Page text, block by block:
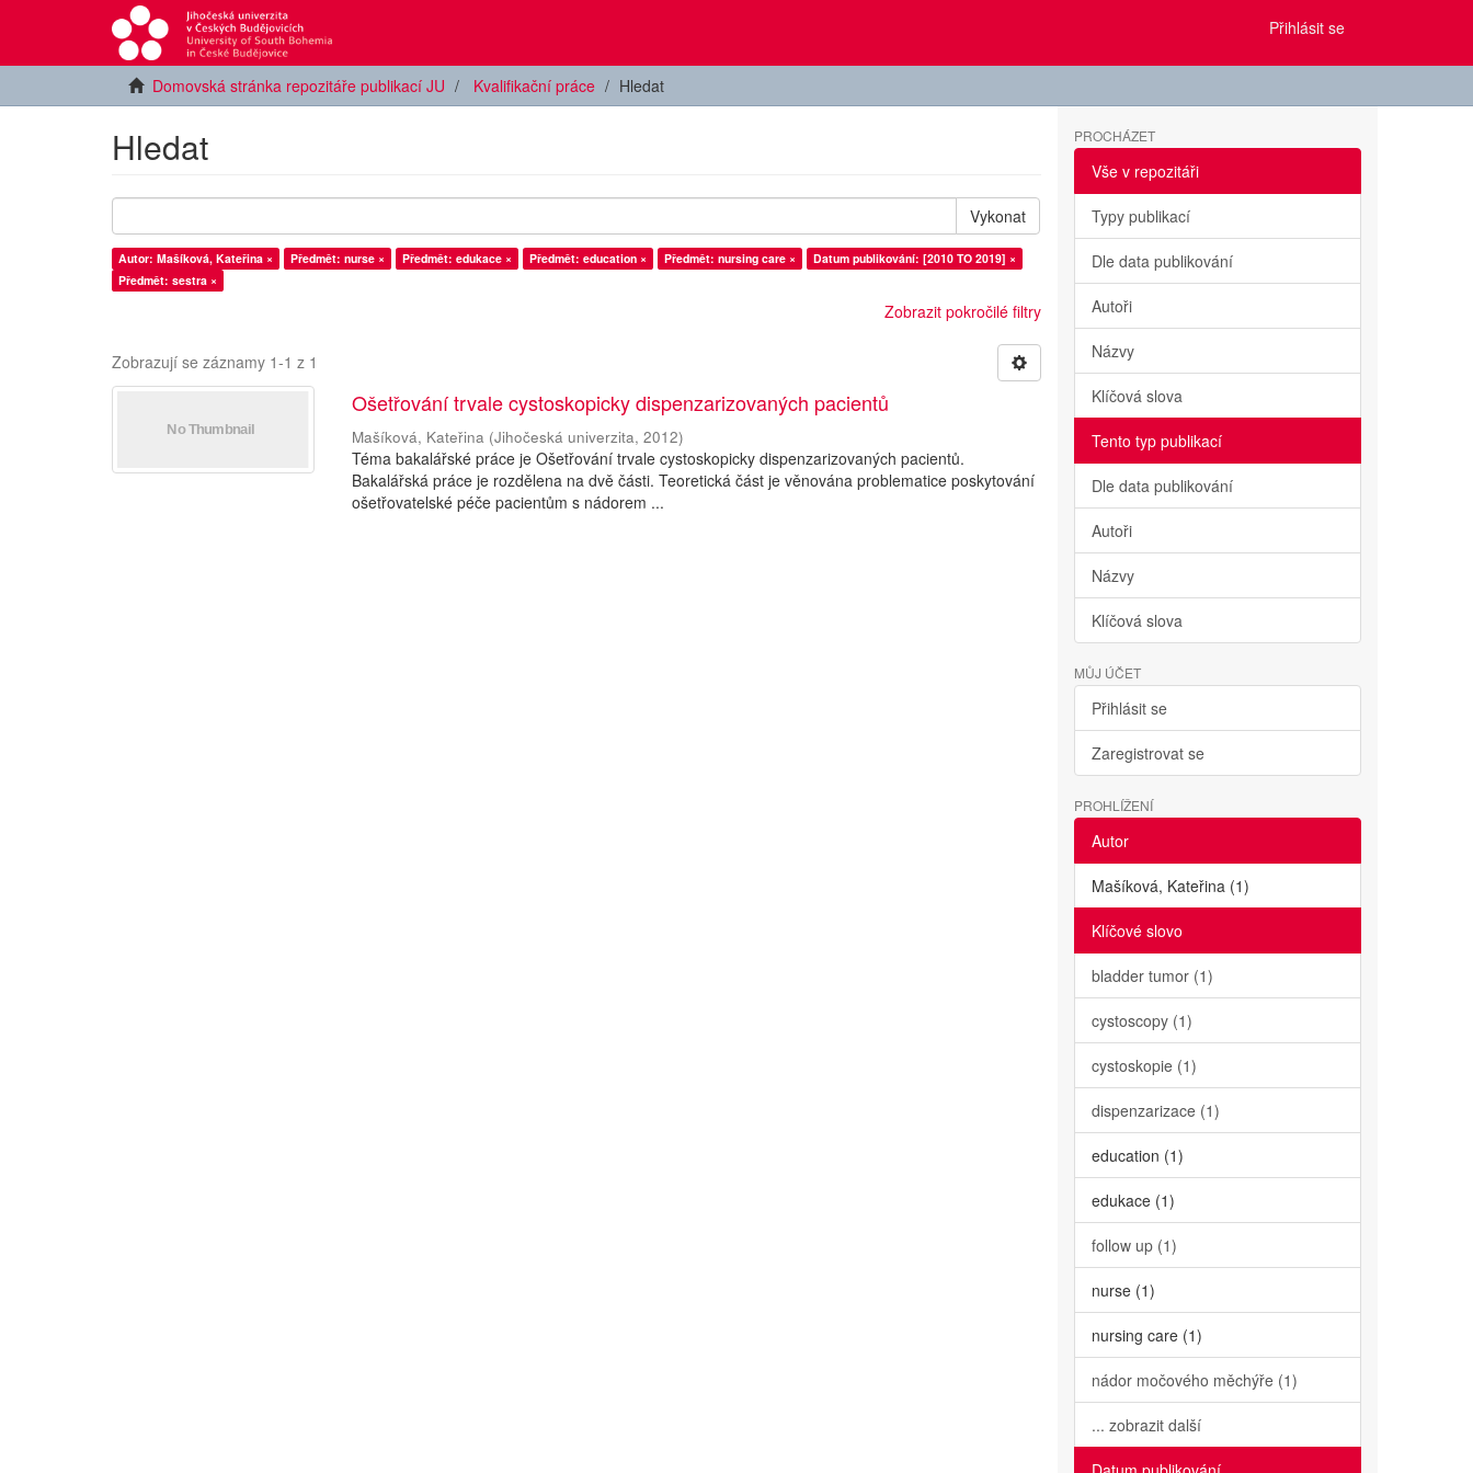
Přihlásit se
Domovská stránka repozitáře publikací JU Kvalifikační práce Hledat
Hledat
Vykonat
Autor: Mašíková, Kateřina × Předmět: nurse × Předmět: edukace × Předmět: education × Předmět: nursing care ×
Datum publikování: [2010 TO 2019] ×
Předmět: sestra ×
Zobrazit pokročilé filtry
Zobrazují se záznamy 1-1 z 1
Ošetřování trvale cystoskopicky dispenzarizovaných pacientů
Mašíková, Kateřina (Jihočeská univerzita,2012)
Téma bakalářské práce je Ošetřování trvale cystoskopicky dispenzarizovaných pacientů.
Bakalářská práce je rozdělena na dvě části. Teoretická část je věnována problematice poskytování
ošetřovatelské péče pacientům s nádorem ...
PROCHÁZET
Vše v repozitáři
Typy publikací
Dle data publikování
Autoři
Názvy
Klíčová slova
Tento typ publikací
Dle data publikování
Autoři
Názvy
Klíčová slova
MŮJ ÚČET
Přihlásit se
Zaregistrovat se
PROHLÍŽENÍ
Autor
Mašíková, Kateřina (1)
Klíčové slovo
bladder tumor (1)
cystoscopy (1)
cystoskopie (1)
dispenzarizace (1)
education (1)
edukace (1)
follow up (1)
nurse (1)
nursing care (1)
nádor močového měchýře (1)
... zobrazit další